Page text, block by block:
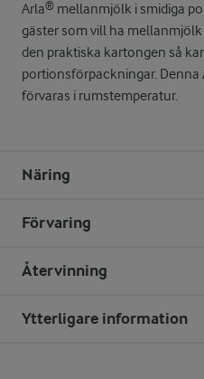
Arla® mellanmjölk i smidiga
gäster som vill ha
den praktiska kartongen så
portionsförpackningar.
förvaras i rumstemperatur.
Näring
Förvaring
Återvinning
Ytterligare information